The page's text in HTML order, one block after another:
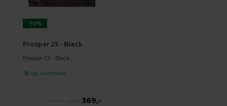
-10%
Prosper 25 - Black
Prosper 25 - Black
op voorraad
369,-